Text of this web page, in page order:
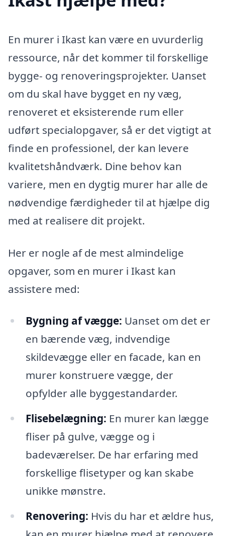
En murer i Ikast kan være en uvurderlig
ressource, når det kommer til forskellige
bygge- og renoveringsprojekter. Uanset
om du skal have bygget en ny væg,
renoveret et eksisterende rum eller
udført specialopgaver, så er det vigtigt at
finde en professionel, der kan levere
kvalitetshåndværk. Dine behov kan
variere, men en dygtig murer har alle de
nødvendige færdigheder til at hjælpe dig
med at realisere dit projekt.
Her er nogle af de mest almindelige
opgaver, som en murer i Ikast kan
assistere med:
Bygning af vægge: Uanset om det er
en bærende væg, indvendige
skildevægge eller en facade, kan en
murer konstruere vægge, der
opfylder alle byggestandarder.
Flisebelægning: En murer kan lægge
fliser på gulve, vægge og i
badeværelser. De har erfaring med
forskellige flisetyper og kan skabe
unikke mønstre.
Renovering: Hvis du har et ældre hus,